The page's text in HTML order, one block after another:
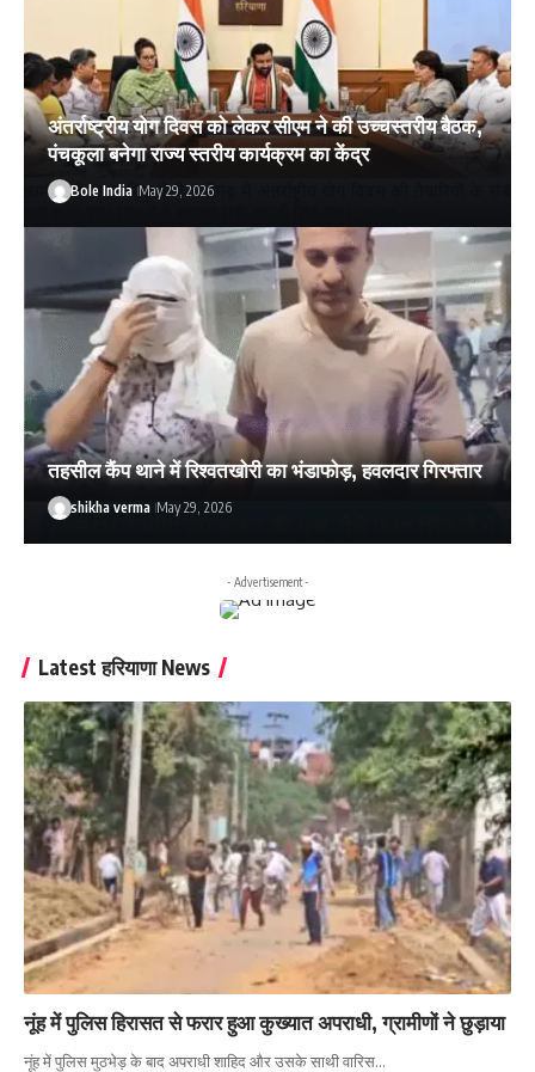
अंतर्राष्ट्रीय योग दिवस को लेकर सीएम ने की उच्चस्तरीय बैठक,
पंचकूला बनेगा राज्य स्तरीय कार्यक्रम का केंद्र
Bole India May 29, 2026
तहसील कैंप थाने में रिश्वतखोरी का भंडाफोड़, हवलदार गिरफ्तार
shikha verma May 29, 2026
- Advertisement -
Latest हरियाणा News
नूंह में पुलिस हिरासत से फरार हुआ कुख्यात अपराधी, ग्रामीणों ने छुड़ाया
नूंह में पुलिस मुठभेड़ के बाद अपराधी शाहिद और उसके साथी वारिस…